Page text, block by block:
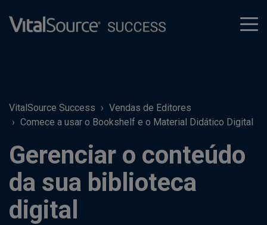
VitalSource Success
Vendas de Editores
Comece a usar o Bookshelf e o Material Didático Digital
Gerenciar o conteúdo
da sua biblioteca
digital